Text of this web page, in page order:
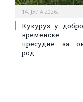
14. ЈУЛА 2026.
Кукуруз у
временске
пресудне за
род